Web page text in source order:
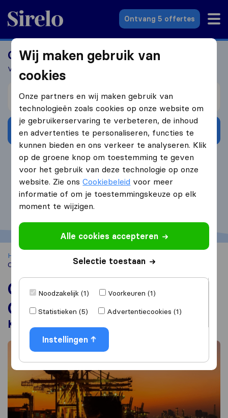
Sirelo.nl
Ontvang 5 offertes
Container verhuizen naar Curaçao?
Vergelijk verhuisbedrijven en voorkom dat je te veel betaalt
Verhuizen van
Ontvang gratis offertes
4.3 793 Google reviews
Home Container verhuizen
Curaçao
Container verschepen naar
Curaçao
Kosten, verhuisbedrijven en checklist
Wij maken gebruik van
cookies
Onze partners en wij maken gebruik van
technologieën zoals cookies op onze website om
je gebruikerservaring te verbeteren, de inhoud
en advertenties te personaliseren, functies te
kunnen bieden en ons verkeer te analyseren. Klik
op de groene knop om toestemming te geven
voor het gebruik van deze technologie op onze
website. Zie onsCookiebeleid voor meer
informatie of om je toestemmingskeuze op elk
moment te wijzigen.
Alle cookies accepteren
Selectie toestaan
Noodzakelijk (1)
Voorkeuren (1)
Statistieken (5)
Advertentiecookies (1)
Instellingen